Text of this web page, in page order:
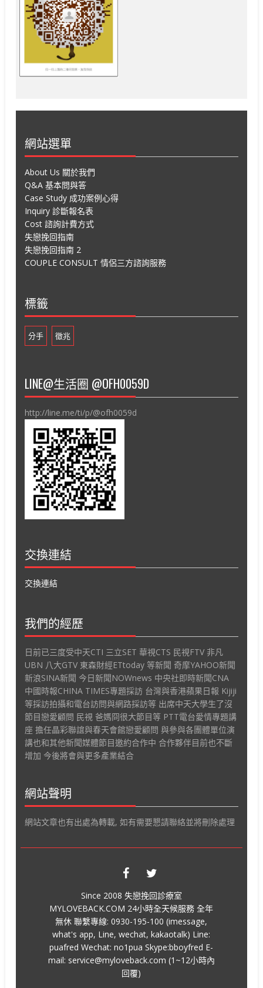
網站選單
About Us 關於我們
Q&A 基本問與答
Case Study 成功案例心得
Inquiry 診斷報名表
Cost 諮詢計費方式
失戀挽回指南
失戀挽回指南 2
COUPLE CONSULT 情侶三方諮詢服務
標籤
分手 徵兆
LINE@生活圈 @OFH0059D
http://line.me/ti/p/@ofh0059d
交換連結
交換連結
我們的經歷
日前已三度受中天CTI 三立SET 華視CTS 民視FTV 非凡
UBN 八大GTV 東森財經ETtoday 等新聞 奇摩YAHOO新聞
新浪SINA新聞 今日新聞NOWnews 中央社即時新聞CNA
中國時報CHINA TIMES專題採訪 台灣與香港蘋果日報 Kijiji
等採訪拍攝和電台訪問與網路採訪等 出席中天大學生了沒
節目戀愛顧問 民視 爸媽冏很大節目等 PTT電台愛情專題講
座 擔任晶彩聯誼與春天會館戀愛顧問 與參與各團體單位演
講也和其他新聞媒體節目邀約合作中 合作夥伴目前也不斷
增加 今後將會與更多產業結合
網站聲明
網站文章也有出處為轉載, 如有需要懇請聯絡並將刪除處理
Since 2008 失戀挽回診療室
MYLOVEBACK.COM 24小時全天候服務 全年
無休 聯繫專線: 0930-195-100 (imessage,
what's app, Line, wechat, kakaotalk) Line:
puafred Wechat: no1pua Skype:bboyfred E-
mail: service@myloveback.com (1~12小時內
回覆)